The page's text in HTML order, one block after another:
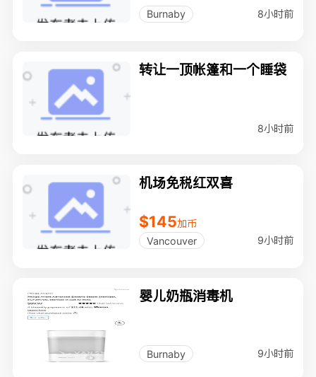
Burnaby 8小时前
转让一顶帐篷和一个睡袋
8小时前
机场免税红双喜
$145加币
Vancouver
9小时前
婴儿奶瓶消毒机
Burnaby 9小时前